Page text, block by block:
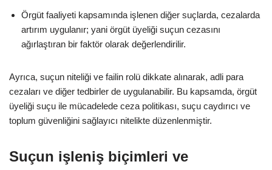
Örgüt faaliyeti kapsamında işlenen diğer suçlarda, cezalarda
artırım uygulanır; yani örgüt üyeliği suçun cezasını
ağırlaştıran bir faktör olarak değerlendirilir.
Ayrıca, suçun niteliği ve failin rolü dikkate alınarak, adli para
cezaları ve diğer tedbirler de uygulanabilir. Bu kapsamda, örgüt
üyeliği suçu ile mücadelede ceza politikası, suçu caydırıcı ve
toplum güvenliğini sağlayıcı nitelikte düzenlenmiştir.
Suçun işleniş biçimleri ve